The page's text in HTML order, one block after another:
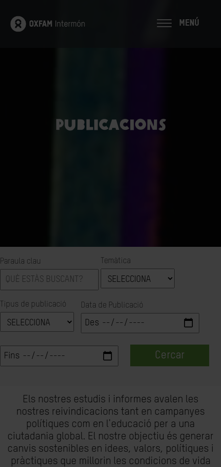
MENÚ
Publicacions
Paraula clau Temàtica
Tipus de publicació Data de Publicació
Cercar
Els nostres estudis i informes avalen les
nostres reivindicacions tant en campanyes
polítiques com en l'educació per a una
ciutadania global. El nostre objectiu és generar
canvis sostenibles en idees, valors, polítiques i
pràctiques que millorin les condicions de vida